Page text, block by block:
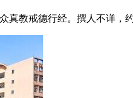
教戒德行经。撰人不详，